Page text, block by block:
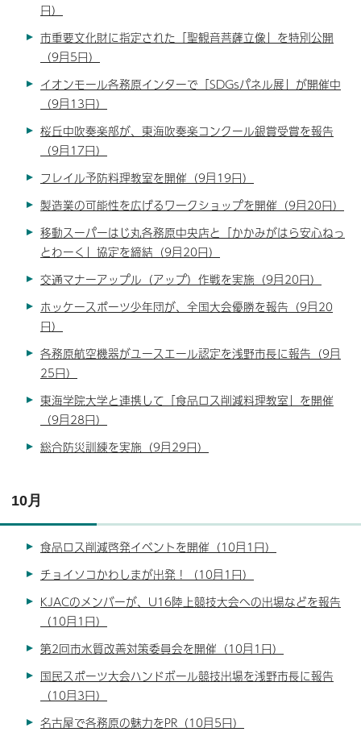
日）
市重要文化財に指定された「聖観音菩薩立像」を特別公開
（9月5日）
イオンモール各務原インターで「SDGsパネル展」が開催中
（9月13日）
桜丘中吹奏楽部が、東海吹奏楽コンクール銀賞受賞を報告
（9月17日）
フレイル予防料理教室を開催（9月19日）
製造業の可能性を広げるワークショップを開催（9月20日）
移動スーパーはじ丸各務原中央店と「かかみがはら安心ねっ
とわーく」協定を締結（9月20日）
交通マナーアップル（アップ）作戦を実施（9月20日）
ホッケースポーツ少年団が、全国大会優勝を報告（9月20
日）
各務原航空機器がユースエール認定を浅野市長に報告（9月
25日）
東海学院大学と連携して「食品ロス削減料理教室」を開催
（9月28日）
総合防災訓練を実施（9月29日）
10月
食品ロス削減啓発イベントを開催（10月1日）
チョイソコかわしまが出発！（10月1日）
KJACのメンバーが、U16陸上競技大会への出場などを報告
（10月1日）
第2回市水質改善対策委員会を開催（10月1日）
国民スポーツ大会ハンドボール競技出場を浅野市長に報告
（10月3日）
名古屋で各務原の魅力をPR（10月5日）